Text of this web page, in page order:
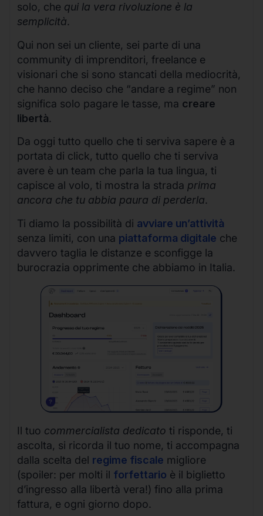
solo, che qui la vera rivoluzione è la
semplicità.
Qui non sei un cliente, sei parte di una
community di imprenditori, freelance e
visionari che si sono stancati della mediocrità,
che hanno deciso che “andare a regime” non
significa solo pagare le tasse, ma creare
libertà.
Da oggi tutto quello che ti serviva sapere è a
portata di click, tutto quello che ti serviva
avere è un team che parla la tua lingua, ti
capisce al volo, ti mostra la strada prima
ancora che tu abbia paura di perderla.
Ti diamo la possibilità di avviare un’attività
senza limiti, con una piattaforma digitale che
davvero taglia le distanze e sconfigge la
burocrazia opprimente che abbiamo in Italia.
Il tuo commercialista dedicato ti risponde, ti
ascolta, si ricorda il tuo nome, ti accompagna
dalla scelta del regime fiscale migliore
(spoiler: per molti il forfettario è il biglietto
d’ingresso alla libertà vera!) fino alla prima
fattura, e ogni giorno dopo.